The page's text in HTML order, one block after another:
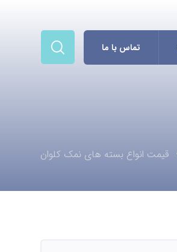
تماس با ما
قیمت انواع بسته های نمک کلوان